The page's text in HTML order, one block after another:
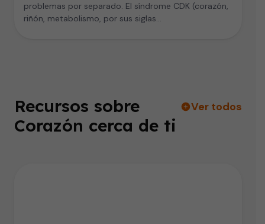
problemas por separado. El síndrome CDK (corazón,
riñón, metabolismo, por sus siglas…
Recursos sobre
Corazón cerca de ti
Ver todos